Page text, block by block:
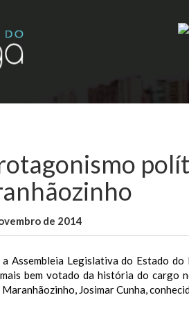
de 2014
a Assembleia Legislativa do Estado
bem votado da história do cargo
Josimar Cunha,